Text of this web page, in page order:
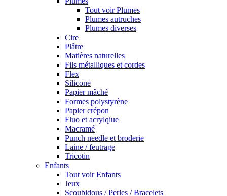
Tout voir Plumes
Plumes autruches
Plumes diverses
Cire
Plâtre
Matières naturelles
Fils métalliques et cordes
Flex
Silicone
Papier mâché
Formes polystyrène
Papier crépon
Fluo et acrylqiue
Macramé
Punch needle et broderie
Laine / feutrage
Tricotin
Enfants
Tout voir Enfants
Jeux
Scoubidous / Perles / Bracelets